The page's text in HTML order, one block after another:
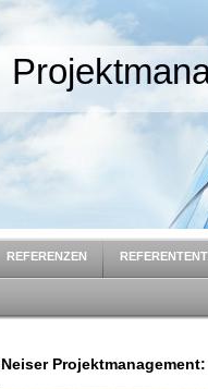
REFERENZEN
Neiser